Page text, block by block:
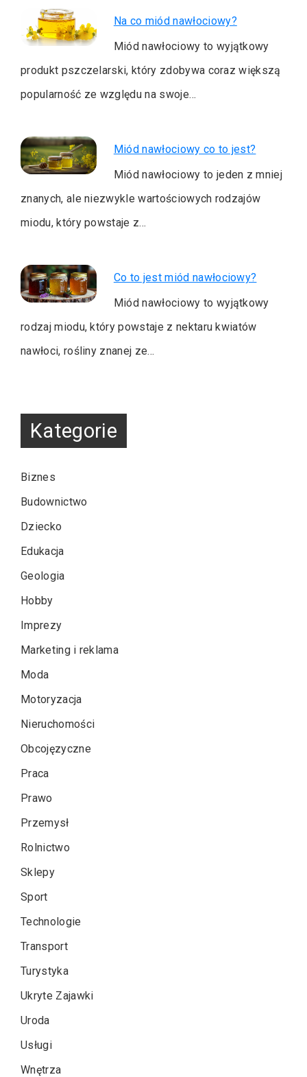
Na co miód nawłociowy?
Miód nawłociowy to wyjątkowy
produkt pszczelarski, który zdobywa coraz większą
popularność ze względu na swoje…
Miód nawłociowy co to jest?
Miód nawłociowy to jeden z mniej
znanych, ale niezwykle wartościowych rodzajów
miodu, który powstaje z…
Co to jest miód nawłociowy?
Miód nawłociowy to wyjątkowy
rodzaj miodu, który powstaje z nektaru kwiatów
nawłoci, rośliny znanej ze…
Kategorie
Biznes
Budownictwo
Dziecko
Edukacja
Geologia
Hobby
Imprezy
Marketing i reklama
Moda
Motoryzacja
Nieruchomości
Obcojęzyczne
Praca
Prawo
Przemysł
Rolnictwo
Sklepy
Sport
Technologie
Transport
Turystyka
Ukryte Zajawki
Uroda
Usługi
Wnętrza